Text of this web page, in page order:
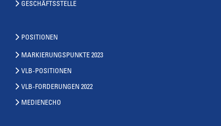
GESCHÄFTSSTELLE
POSITIONEN
MARKIERUNGSPUNKTE 2023
VLB-POSITIONEN
VLB-FORDERUNGEN 2022
MEDIENECHO